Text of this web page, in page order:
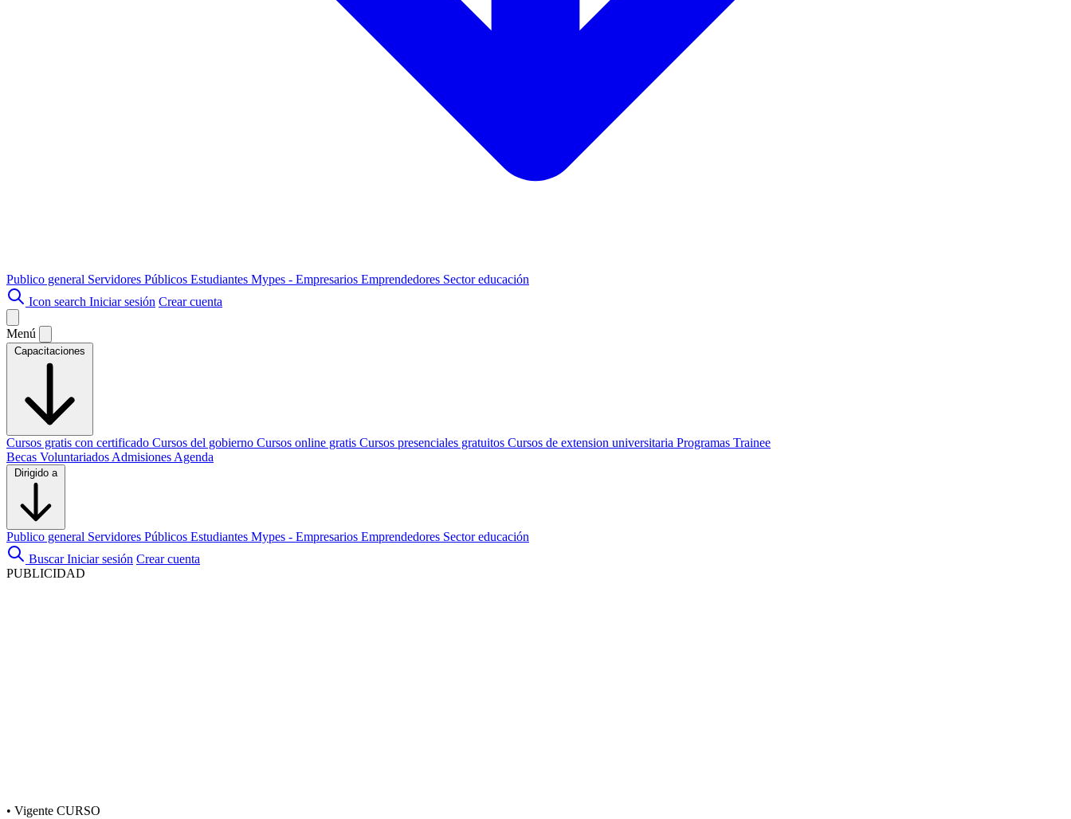
Publico general Servidores Públicos Estudiantes Mypes - Empresarios Emprendedores Sector educación
Icon search Iniciar sesión Crear cuenta
Menú
Capacitaciones
Cursos gratis con certificado Cursos del gobierno Cursos online gratis Cursos presenciales gratuitos Cursos de extension universitaria Programas Trainee
Becas Voluntariados Admisiones Agenda
Dirigido a
Publico general Servidores Públicos Estudiantes Mypes - Empresarios Emprendedores Sector educación
Buscar Iniciar sesión Crear cuenta
PUBLICIDAD
• Vigente CURSO